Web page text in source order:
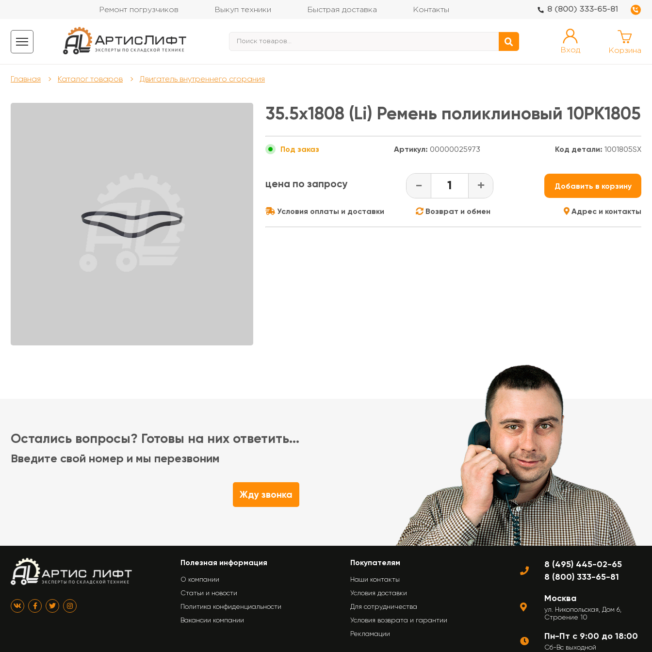
Ремонт погрузчиков Выкуп техники Быстрая доставка Контакты 8 (800) 333-65-81
Вход Корзина
Главная Каталог товаров Двигатель внутреннего сгорания
35.5x1808 (Li) Ремень поликлиновый 10PK1805
Под заказ Артикул: 00000025973 Код детали: 1001805SX
цена по запросу - + Добавить в корзину
Условия оплаты и доставки Возврат и обмен Адрес и контакты
Остались вопросы? Готовы на них ответить...
Введите свой номер и мы перезвоним
Жду звонка
Полезная информация
О компании
Статьи и новости
Политика конфиденциальности
Вакансии компании
Покупателям
Наши контакты
Условия доставки
Для сотрудничества
Условия возврата и гарантии
Рекламации
8 (495) 445-02-65
8 (800) 333-65-81
Москва
ул. Никопольская, Дом 6,
Строение 10
Пн-Пт с 9:00 до 18:00
Сб-Вс выходной